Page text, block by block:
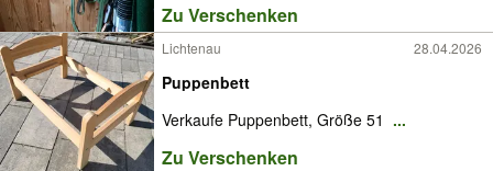
Zu Verschenken
Lichtenau 28.04.2026
Puppenbett
Verkaufe Puppenbett, Größe 51 ...
Zu Verschenken